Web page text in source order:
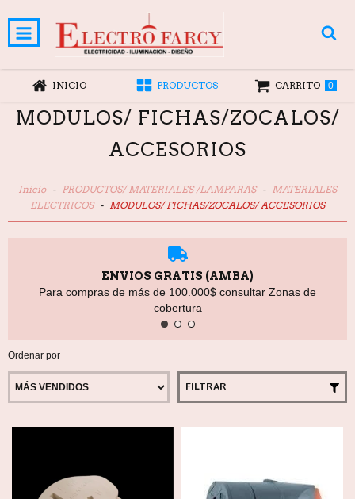
INICIO PRODUCTOS CARRITO 0
MODULOS/ FICHAS/ZOCALOS/
ACCESORIOS
Inicio - PRODUCTOS/ MATERIALES /LAMPARAS - MATERIALES
ELECTRICOS - MODULOS/ FICHAS/ZOCALOS/ ACCESORIOS
ENVIOS GRATIS (AMBA)
Para compras de más de 100.000$ consultar Zonas de
cobertura
Ordenar por
FILTRAR